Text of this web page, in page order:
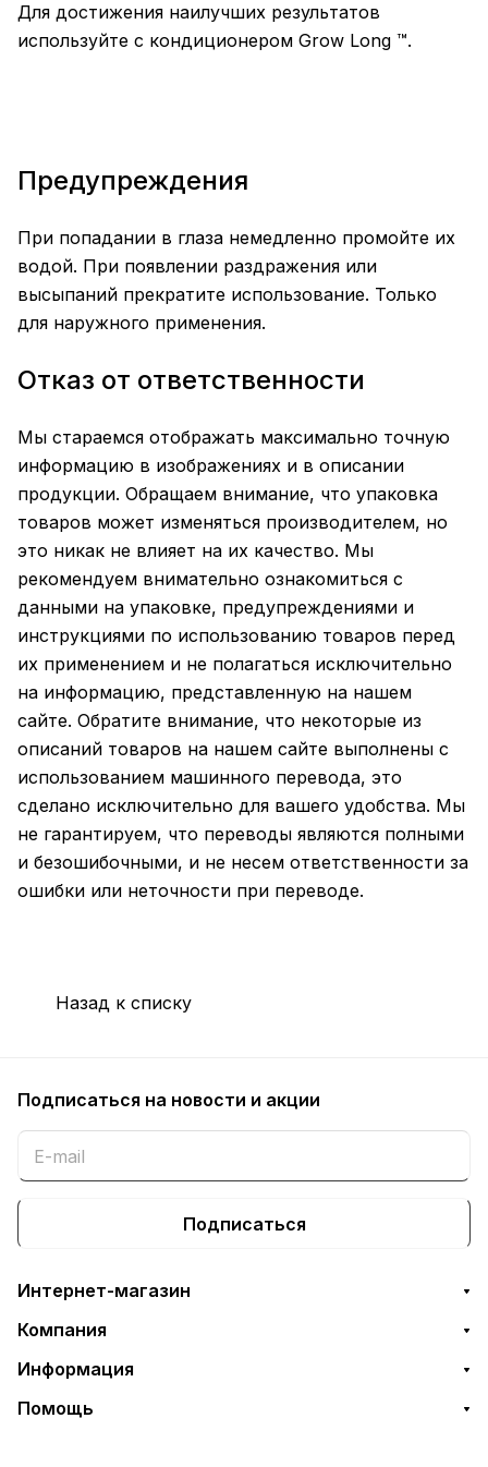
Для достижения наилучших результатов
используйте с кондиционером Grow Long ™.
Предупреждения
При попадании в глаза немедленно промойте их
водой. При появлении раздражения или
высыпаний прекратите использование. Только
для наружного применения.
Отказ от ответственности
Мы стараемся отображать максимально точную
информацию в изображениях и в описании
продукции. Обращаем внимание, что упаковка
товаров может изменяться производителем, но
это никак не влияет на их качество. Мы
рекомендуем внимательно ознакомиться с
данными на упаковке, предупреждениями и
инструкциями по использованию товаров перед
их применением и не полагаться исключительно
на информацию, представленную на нашем
сайте. Обратите внимание, что некоторые из
описаний товаров на нашем сайте выполнены с
использованием машинного перевода, это
сделано исключительно для вашего удобства. Мы
не гарантируем, что переводы являются полными
и безошибочными, и не несем ответственности за
ошибки или неточности при переводе.
Назад к списку
Подписаться на новости и акции
Подписаться
Интернет-магазин
Компания
Информация
Помощь